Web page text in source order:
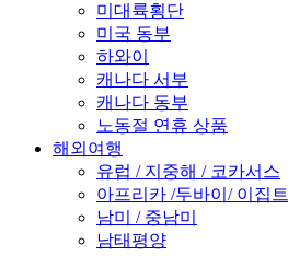
미대륙횡단
미국 동부
하와이
캐나다 서부
캐나다 동부
노동절 연휴 상품
해외여행
유럽 / 지중해 / 코카서스
아프리카 /두바이/ 이집트
남미 / 중남미
남태평양